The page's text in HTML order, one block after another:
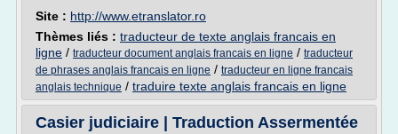
Site : http://www.etranslator.ro
Thèmes liés : traducteur de texte anglais francais en
ligne / traducteur document anglais francais en ligne / traducteur
de phrases anglais francais en ligne / traducteur en ligne francais
anglais technique / traduire texte anglais francais en ligne
Casier judiciaire | Traduction Assermentée